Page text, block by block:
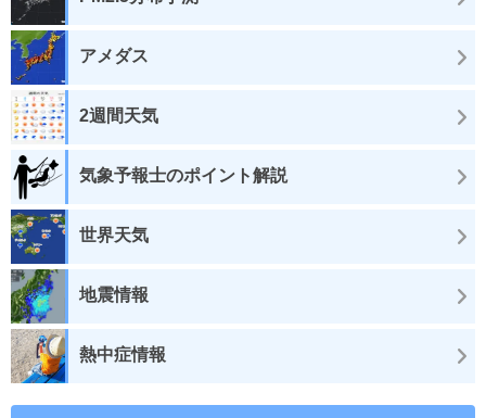
アメダス
2週間天気
気象予報士のポイント解説
世界天気
地震情報
熱中症情報